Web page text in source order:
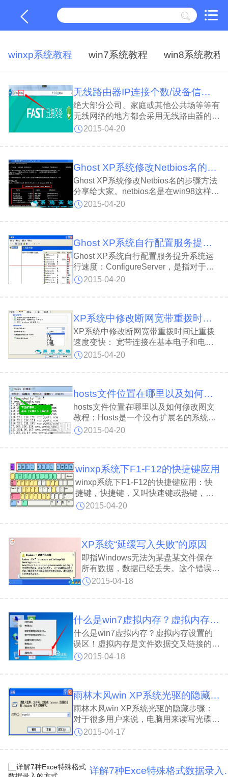
winxp系统教程 win7系统教程 win8系统教程
无线路由器IP连接个数/设备信息查看技巧
绝大部分公司、家庭或其他公共场等等有
无线网络的地方都会采用无线路由器的方
式来连接，如果有太多的设备在使用无线
发生变慢的问题，所以需要对无线路由器
查看与管理，
2015-04-20
Ghost XP系统修改Netbios名的步骤方法
Ghost XP系统修改Netbios名的步骤方法
分享给大家。netbios名是在win98这样的
系统下用于标示计算机名，一些XP系统
仅限其前15位，由于netbios名最大才16
2015-04-20
Ghost XP系统自行配置服务提升系统运行速度
Ghost XP系统自行配置服务提升系统运
行速度：ConfigureServer，是指对于服
务器的这种硬件和软件方便的配置，所涵
的顺利稳定运行。在使用Ghost XP系统
2015-04-20
XP系统中修改断网宽带重拨时间让重拨速度变快
XP系统中修改断网宽带重拨时间让重拨
速度变快： 宽带连接在基本电子和电子
通讯是描述续号或者是电子线路包含或者
种相对的描述方式，频率的范围愈大，也
2015-04-20
hosts文件位置在哪里以及如何修改图文教程
hosts文件位置在哪里以及如何修改图文
教程：Hosts是一个没有扩展名的系统文
件，可以用记事本等工具打开，其作用就
址建立一个关联“数据库”，当用户在浏览
器中输入一个需要登录的网址时，
2015-04-20
winxp系统下F1-F12的快捷键应用
winxp系统下F1-F12的快捷键应用：快
捷键，快捷键，又叫快速键或热键，指
通过某些特定的按键、按键顺序或按键
与如 Ctrl 键、Shift 键、Alt 键、Fn 键以
及 Windows 平台下的 Windows 键和
Mac 机上的 Meta 键等配合使
2015-04-20
XP系统“延缓写入失败”的原因
即指Windows无法为某盘某文件保存
所有数据，数据已经丢失。这个错误可
能是由于您的计算机硬件或者网络连接
存到别处。电脑用的是双硬盘，系统任
脑中D盘和G盘消失了。
2015-04-18
什么是win7虚拟内存？虚拟内存设置的误区！
什么是win7虚拟内存？虚拟内存设置的
误区！虚拟内存是文件数据交叉链接的活
动文件。是WINDOWS目录下的一个
地扩大和自动缩小。 就速度方面而言，
之，
2015-04-18
雨林木风win XP系统光驱的隐藏步骤
雨林木风win XP系统光驱的隐藏步骤：
对于很多用户来说，电脑用来读写光碟内
容的机器，也是在台式机和笔记本便携式
的应用越来越广泛，使得光驱在计算机诸
多配件中已经成为标准配置。
2015-04-17
详解7